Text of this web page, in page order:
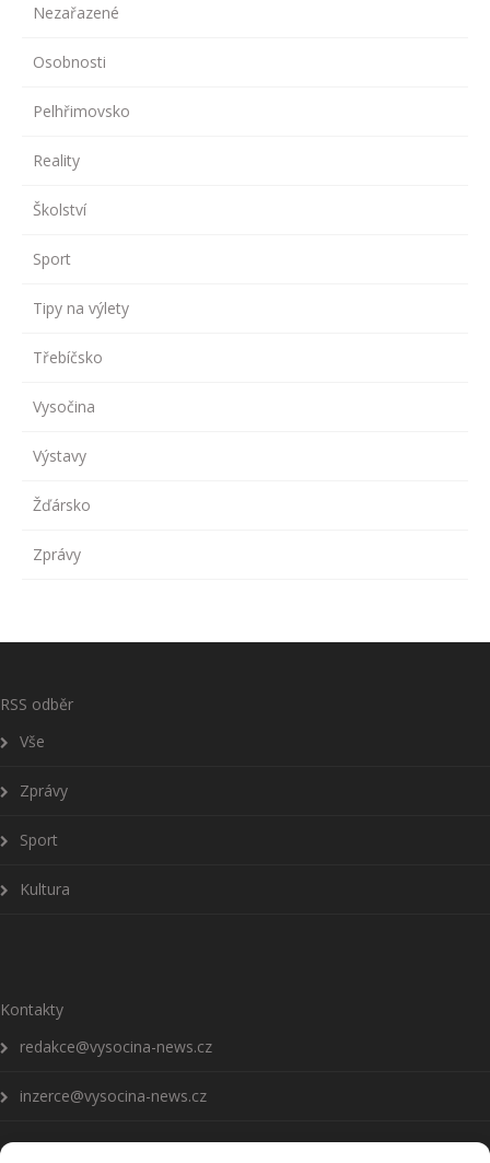
Nezařazené
Osobnosti
Pelhřimovsko
Reality
Školství
Sport
Tipy na výlety
Třebíčsko
Vysočina
Výstavy
Žďársko
Zprávy
RSS odběr
Vše
Zprávy
Sport
Kultura
Kontakty
redakce@vysocina-news.cz
inzerce@vysocina-news.cz